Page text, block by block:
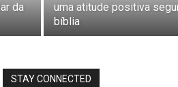
da
uma atitude positiva
bíblia
STAY CONNECTED